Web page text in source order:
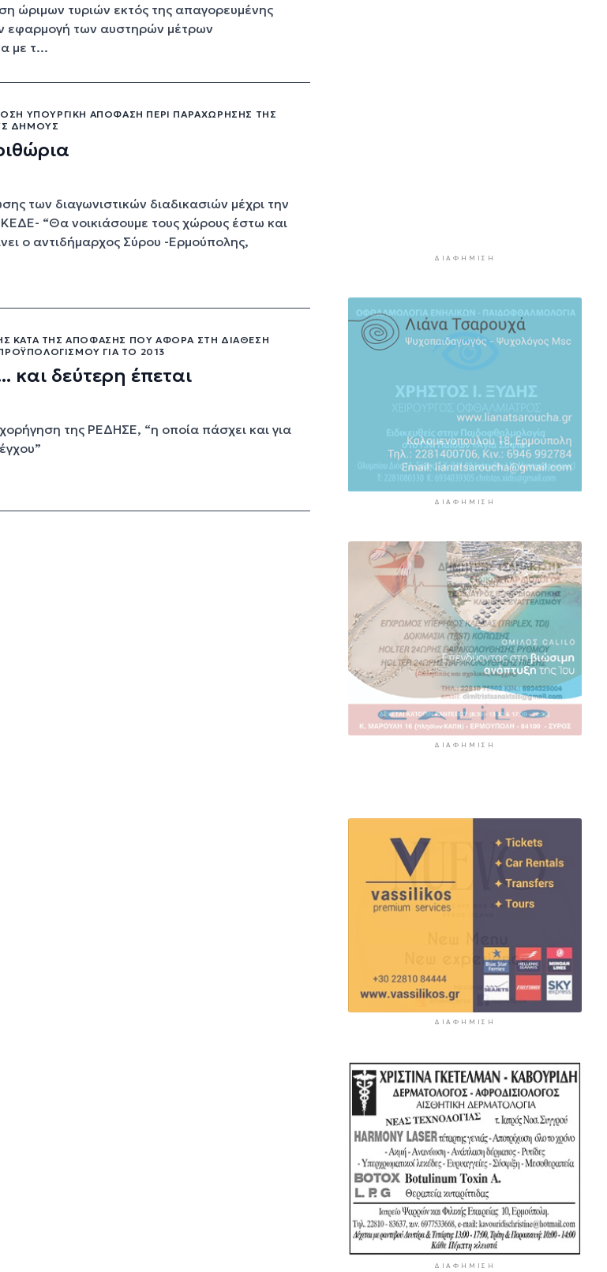
ώριμων τυριών εκτός της απαγορευμένης
εφαρμογή των αυστηρών μέτρων
με τ...
ΥΠΟΥΡΓΙΚΉ ΑΠΌΦΑΣΗ ΠΕΡΊ ΠΑΡΑΧΏΡΗΣΗΣ ΤΗΣ
ΔΉΜΟΥΣ
των διαγωνιστικών διαδικασιών μέχρι την
“Θα νοικιάσουμε τους χώρους έστω και
ο αντιδήμαρχος Σύρου -Ερμούπολης,
ΚΑΤΆ ΤΗΣ ΑΠΌΦΑΣΗΣ ΠΟΥ ΑΦΟΡΆ ΣΤΗ ΔΙΆΘΕΣΗ
ΓΙΑ ΤΟ 2013
δεύτερη έπεται
της ΡΕΔΗΣΕ, “η οποία πάσχει και για
Προφυλακιστέος ο 26χρονος για
τη δολοφονία της 38χρονης
5 ώρες 28 λεπτά πρίν
Νέα όρια δαπανών για ΣΑΕΚ και
σχολεία δεύτερης ευκαιρίας
5 ώρες 58 λεπτά πρίν
ΔΙΑΦΉΜΙΣΗ
ΔΙΑΦΉΜΙΣΗ
ΔΙΑΦΉΜΙΣΗ
ΔΙΑΦΉΜΙΣΗ
ΔΙΑΦΉΜΙΣΗ